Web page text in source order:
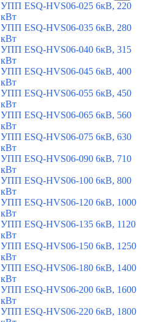
УПП ESQ-HVS06-025 6кВ, 220
кВт
УПП ESQ-HVS06-035 6кВ, 280
кВт
УПП ESQ-HVS06-040 6кВ, 315
кВт
УПП ESQ-HVS06-045 6кВ, 400
кВт
УПП ESQ-HVS06-055 6кВ, 450
кВт
УПП ESQ-HVS06-065 6кВ, 560
кВт
УПП ESQ-HVS06-075 6кВ, 630
кВт
УПП ESQ-HVS06-090 6кВ, 710
кВт
УПП ESQ-HVS06-100 6кВ, 800
кВт
УПП ESQ-HVS06-120 6кВ, 1000
кВт
УПП ESQ-HVS06-135 6кВ, 1120
кВт
УПП ESQ-HVS06-150 6кВ, 1250
кВт
УПП ESQ-HVS06-180 6кВ, 1400
кВт
УПП ESQ-HVS06-200 6кВ, 1600
кВт
УПП ESQ-HVS06-220 6кВ, 1800